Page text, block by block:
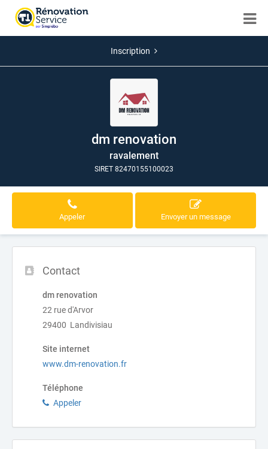
Inscription
dm renovation
ravalement
SIRET 82470155100023
Appeler Envoyer un message
Contact
dm renovation
22 rue d'Arvor
29400 Landivisiau
Site internet
www.dm-renovation.fr
Téléphone
Appeler